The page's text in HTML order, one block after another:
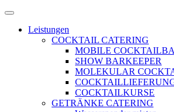
Zum
springen
Menü
öffnenLeistungen
COCKTAIL CATERING
MOBILE
SHOW BARKEEPER
MOLEKULAR
COCKTAILKURSE
GETRÄNKE CATERING